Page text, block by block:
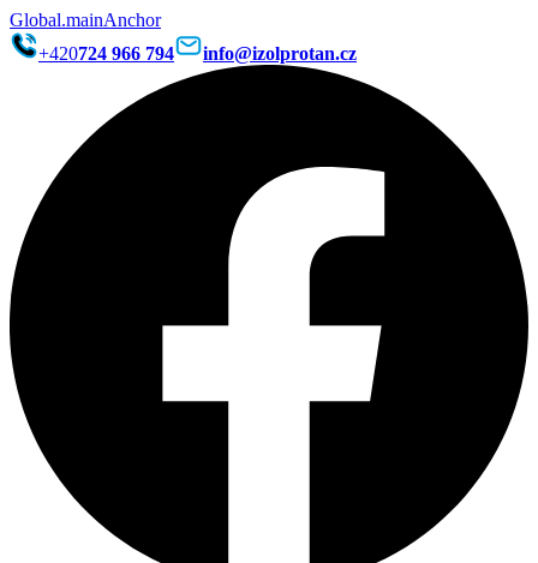
Global.mainAnchor
+420724 966 794 info@izolprotan.cz